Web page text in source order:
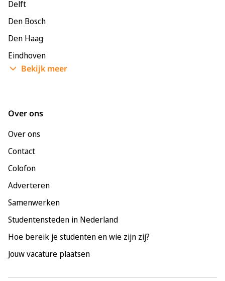
Delft
Den Bosch
Den Haag
Eindhoven
Enschede
Maastricht
Nijmegen
Rotterdam
Tilburg
Utrecht
Bekijk meer
Over ons
Over ons
Contact
Colofon
Adverteren
Samenwerken
Studentensteden in Nederland
Hoe bereik je studenten en wie zijn zij?
Jouw vacature plaatsen